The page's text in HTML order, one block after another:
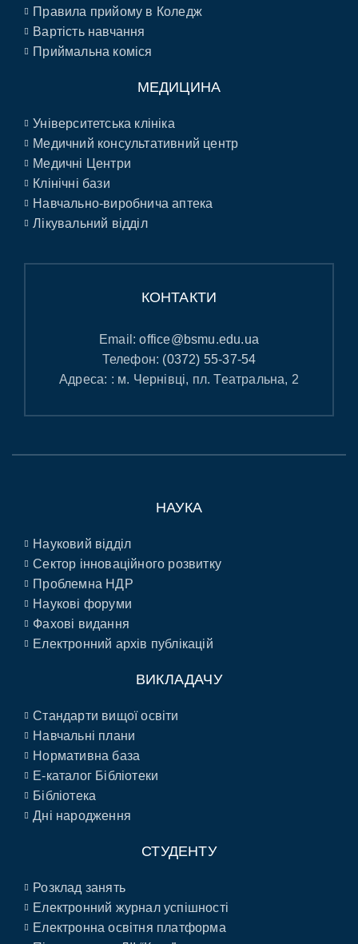
Правила прийому в Коледж
Вартість навчання
Приймальна коміся
МЕДИЦИНА
Університетська клініка
Медичний консультативний центр
Медичні Центри
Клінічні бази
Навчально-виробнича аптека
Лікувальний відділ
КОНТАКТИ
Email:office@bsmu.edu.ua
Телефон: (0372) 55-37-54
Адреса: : м. Чернівці, пл. Театральна, 2
НАУКА
Науковий відділ
Сектор інноваційного розвитку
Проблемна НДР
Наукові форуми
Фахові видання
Електронний архів публікацій
ВИКЛАДАЧУ
Стандарти вищої освіти
Навчальні плани
Нормативна база
E-каталог Бібліотеки
Бібліотека
Дні народження
СТУДЕНТУ
Розклад занять
Електронний журнал успішності
Електронна освітня платформа